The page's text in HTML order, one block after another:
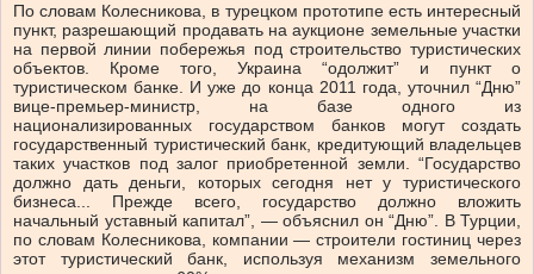
По словам Колесникова, в турецком прототипе есть интересный
пункт, разрешающий продавать на аукционе земельные участки
на первой линии побережья под строительство туристических
объектов. Кроме того, Украина “одолжит” и пункт о
туристическом банке. И уже до конца 2011 года, уточнил “Дню”
вице-премьер-министр, на базе одного из
национализированных государством банков могут создать
государственный туристический банк, кредитующий владельцев
таких участков под залог приобретенной земли. “Государство
должно дать деньги, которых сегодня нет у туристического
бизнеса... Прежде всего, государство должно вложить
начальный уставный капитал”, — объяснил он “Дню”. В Турции,
по словам Колесникова, компании — строители гостиниц через
этот туристический банк, используя механизм земельного